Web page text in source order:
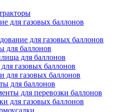
для газовых баллонов
для газовых баллонов
для баллонов
для баллонов
газовых баллонов
для газовых баллонов
для баллонов
для перевозки баллонов
для газовых баллонов